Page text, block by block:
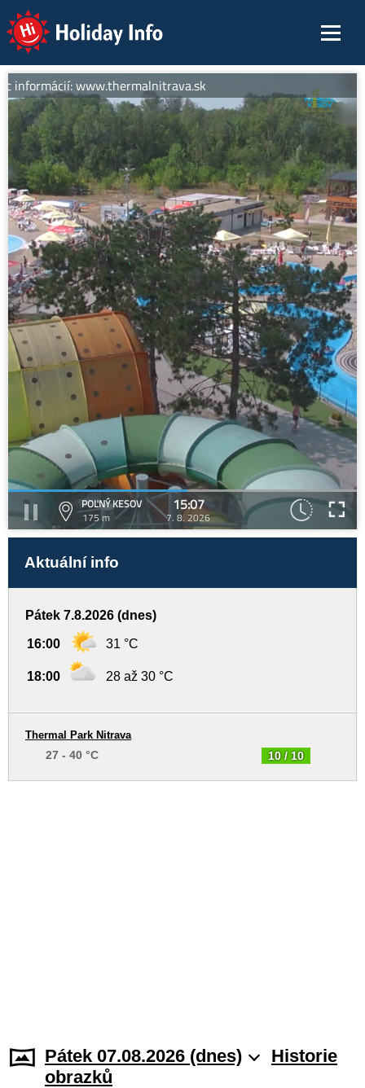
Holiday Info
www.thermalnitrava.sk
POĽNÝ KESOV
175 m
15:07
7. 8. 2026
Aktuální info
Pátek 7.8.2026 (dnes)
16:00 31 °C
18:00 28 až 30 °C
10 / 10
Thermal Park Nitrava
27 - 40 °C
Pátek 07.08.2026 (dnes)
Historie
obrazků